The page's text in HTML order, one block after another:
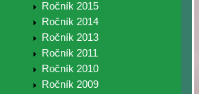
Ročník 2015
Ročník 2014
Ročník 2013
Ročník 2011
Ročník 2010
Ročník 2009